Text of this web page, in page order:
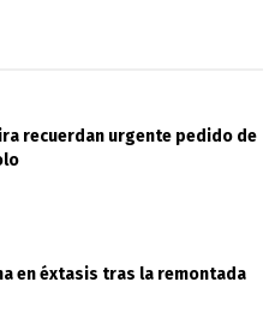
recuerdan urgente pedido de
en éxtasis tras la remontada